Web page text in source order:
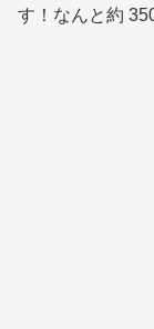
す！なんと約